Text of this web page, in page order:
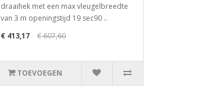
draaihek met een max vleugelbreedte
van 3 m openingstijd 19 sec90 ..
€ 413,17
€ 607,60
TOEVOEGEN